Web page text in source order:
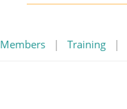
Members | Training |